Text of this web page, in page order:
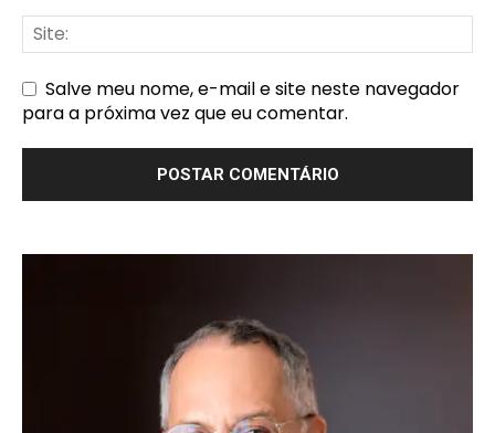
Salve meu nome, e-mail e site neste navegador
para a próxima vez que eu comentar.